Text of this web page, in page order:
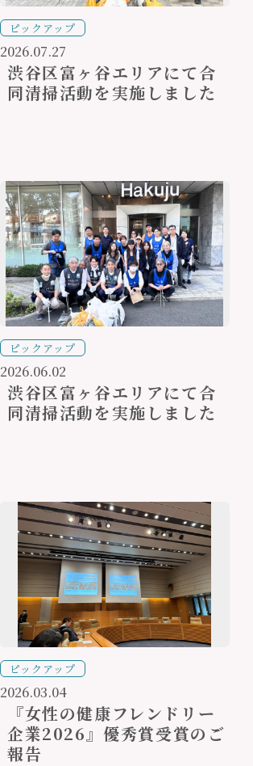
ピックアップ
2026.07.27
渋谷区富ヶ谷エリアにて合
同清掃活動を実施しました
ピックアップ
2026.06.02
渋谷区富ヶ谷エリアにて合
同清掃活動を実施しました
ピックアップ
2026.03.04
『女性の健康フレンドリー
企業2026』優秀賞受賞のご
報告